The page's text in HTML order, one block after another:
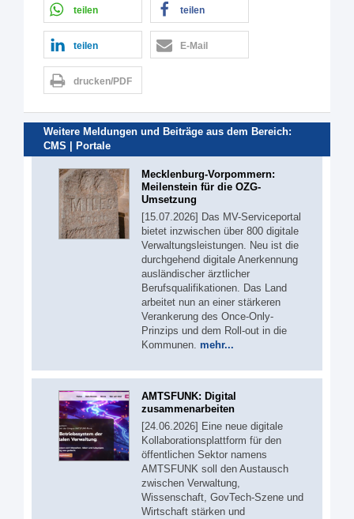
teilen teilen
teilen E-Mail
drucken/PDF
Weitere Meldungen und Beiträge aus dem Bereich:
CMS | Portale
Mecklenburg-Vorpommern:
Meilenstein für die OZG-
Umsetzung
[15.07.2026] Das MV-Serviceportal
bietet inzwischen über 800 digitale
Verwaltungsleistungen. Neu ist die
durchgehend digitale Anerkennung
ausländischer ärztlicher
Berufsqualifikationen. Das Land
arbeitet nun an einer stärkeren
Verankerung des Once-Only-
Prinzips und dem Roll-out in die
Kommunen. mehr...
AMTSFUNK: Digital
zusammenarbeiten
[24.06.2026] Eine neue digitale
Kollaborationsplattform für den
öffentlichen Sektor namens
AMTSFUNK soll den Austausch
zwischen Verwaltung,
Wissenschaft, GovTech-Szene und
Wirtschaft stärken und